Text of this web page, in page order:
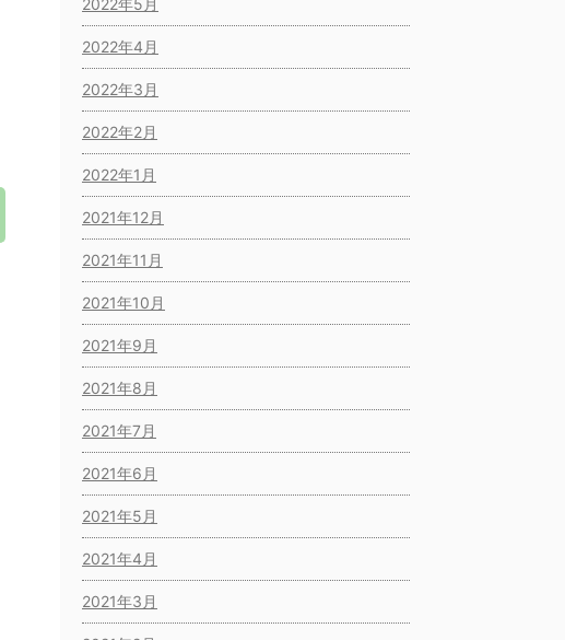
2022年5月
2022年4月
2022年3月
2022年2月
2022年1月
2021年12月
2021年11月
2021年10月
2021年9月
2021年8月
2021年7月
2021年6月
2021年5月
2021年4月
2021年3月